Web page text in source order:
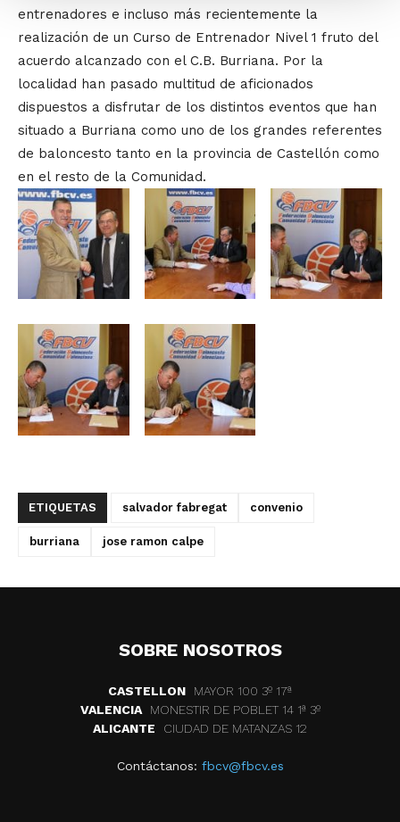
entrenadores e incluso más recientemente la
realización de un Curso de Entrenador Nivel 1 fruto del
acuerdo alcanzado con el C.B. Burriana. Por la
localidad han pasado multitud de aficionados
dispuestos a disfrutar de los distintos eventos que han
situado a Burriana como uno de los grandes referentes
de baloncesto tanto en la provincia de Castellón como
en el resto de la Comunidad.
ETIQUETAS salvador fabregat convenio
burriana jose ramon calpe
SOBRE NOSOTROS
CASTELLON
MAYOR 100 3º 17ª
VALENCIA
MONESTIR DE POBLET 14 1ª 3º
ALICANTE
CIUDAD DE MATANZAS 12
Contáctanos: fbcv@fbcv.es